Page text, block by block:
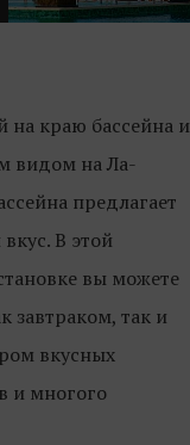
на краю бассейна и
видом на Ла-
предлагает
В этой
вы можете
завтраком, так и
вкусных
и многого